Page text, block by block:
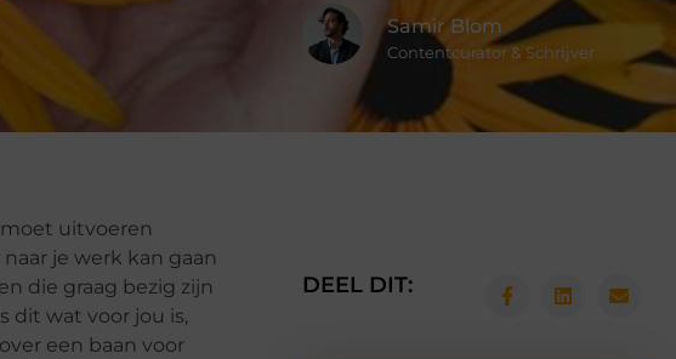
Samir Blom
Contentcurator & Schrijver
uitvoeren
je werk kan gaan
die graag bezig zijn
dit wat voor jou is,
een baan voor
DEEL DIT: